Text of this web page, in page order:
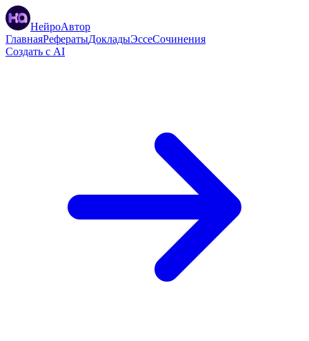
НейроАвтор
ГлавнаяРефератыДокладыЭссеСочинения
Создать с AI